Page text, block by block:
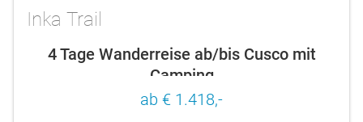
Inka Trail
4 Tage Wanderreise ab/bis Cusco mit
Camping
ab € 1.418,-